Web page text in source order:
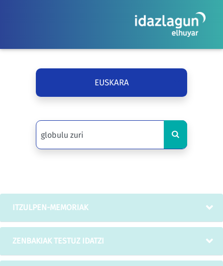
EUSKARA
ITZULPEN-MEMORIAK
ZENBAKIAK TESTUZ IDATZI